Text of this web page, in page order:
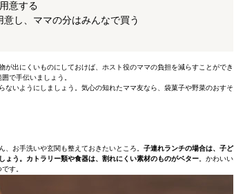
意する
し、ママの分はみんなで買う
が出にくいものにしておけば、ホスト役のママの負担を減らすことができ
で手伝いましょう。
いようにしましょう。気心の知れたママ友なら、袋菓子や野菜のおすそ
お手洗いや玄関も整えておきたいところ。 子連れランチの場合は、子ど
ょう。カトラリー類や食器は、割れにくい素材のものがベター。かわいい
す。